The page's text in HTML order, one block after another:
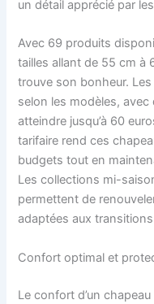
un détail apprécié par
Avec 69 produits
tailles allant de 55 cm à
trouve son bonheur.
selon les modèles,
atteindre jusqu’à 60
tarifaire rend ces
budgets tout en
Les collections mi-
permettent de
adaptées aux
Confort optimal et
Le confort d’un